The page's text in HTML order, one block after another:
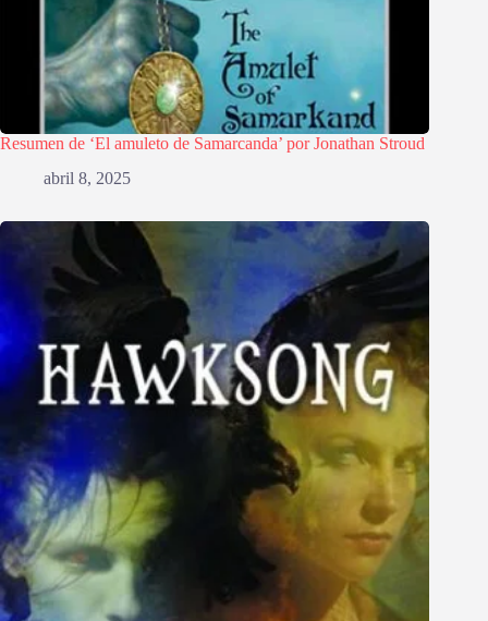
Resumen de ‘El amuleto de Samarcanda’ por Jonathan Stroud
abril 8, 2025